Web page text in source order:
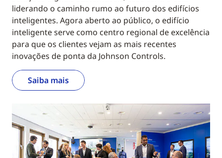
liderando o caminho rumo ao futuro dos edifícios
inteligentes. Agora aberto ao público, o edifício
inteligente serve como centro regional de excelência
para que os clientes vejam as mais recentes
inovações de ponta da Johnson Controls.
Saiba mais